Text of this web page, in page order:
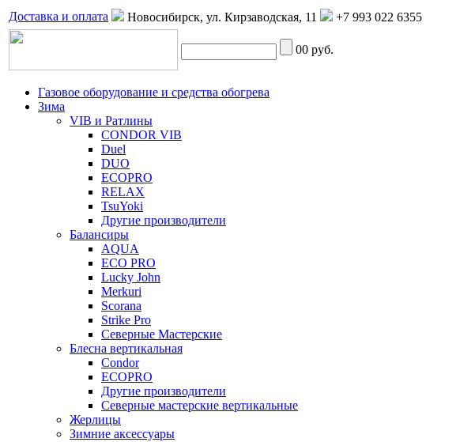
Доставка и оплата Новосибирск, ул. Кирзаводская, 11 +7 993 022 6355
00 руб.
Газовое оборудование и средства обогрева
Зима
VIB и Ратлины
CONDOR VIB
Duel
DUO
ECOPRO
RELAX
TsuYoki
Другие производители
Балансиры
AQUA
ECO PRO
Lucky John
Merkuri
Scorana
Strike Pro
Северные Мастерские
Блесна вертикальная
Condor
ECOPRO
Другие производители
Северные мастерские вертикальные
Жерлицы
Зимние аксессуары